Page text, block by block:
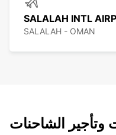
SALALAH INTL
SALALAH - OMAN
وتأجير الشاحنات